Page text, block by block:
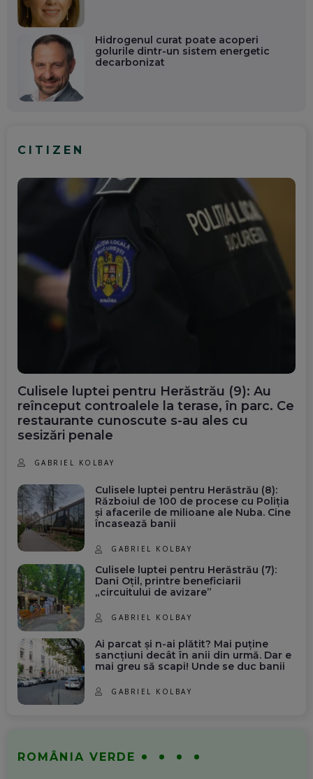
Hidrogenul curat poate acoperi
golurile dintr-un sistem energetic
decarbonizat
CITIZEN
Culisele luptei pentru Herăstrău (9): Au
reînceput controalele la terase, în parc. Ce
restaurante cunoscute s-au ales cu
sesizări penale
GABRIEL KOLBAY
Culisele luptei pentru Herăstrău (8):
Războiul de 100 de procese cu Poliția
și afacerile de milioane ale Nuba. Cine
încasează banii
GABRIEL KOLBAY
Culisele luptei pentru Herăstrău (7):
Dani Oțil, printre beneficiarii
„circuitului de avizare”
GABRIEL KOLBAY
Ai parcat și n-ai plătit? Mai puține
sancțiuni decât în anii din urmă. Dar e
mai greu să scapi! Unde se duc banii
GABRIEL KOLBAY
ROMÂNIA VERDE